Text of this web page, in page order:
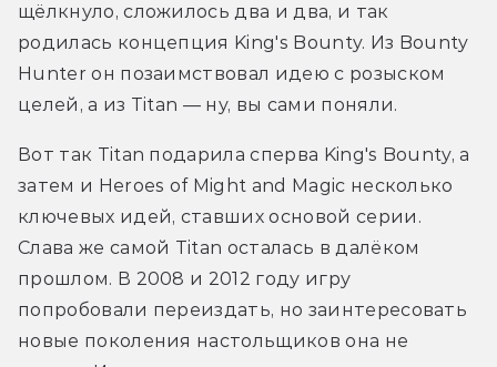
щёлкнуло, сложилось два и два, и так
родилась концепция King's Bounty. Из Bounty
Hunter он позаимствовал идею с розыском
целей, а из Titan — ну, вы сами поняли.
Вот так Titan подарила сперва King's Bounty, а
затем и Heroes of Might and Magic несколько
ключевых идей, ставших основой серии.
Слава же самой Titan осталась в далёком
прошлом. В 2008 и 2012 году игру
попробовали переиздать, но заинтересовать
новые поколения настольщиков она не